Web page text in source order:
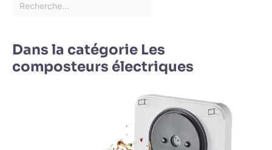
Dans la catégorie Les
composteurs électriques